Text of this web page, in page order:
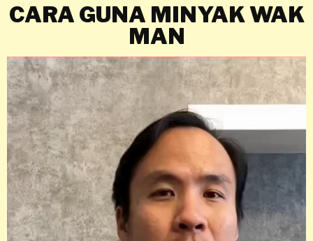
CARA GUNA MINYAK WAK
MAN